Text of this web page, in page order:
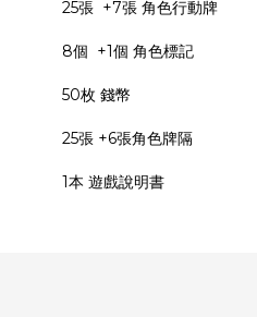
25張 +7張 角色行動牌
8個 +1個 角色標記
50枚 錢幣
25張 +6張角色牌隔
1本 遊戲說明書